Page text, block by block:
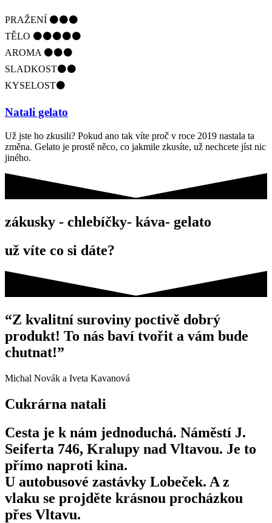
PRAŽENÍ ⚫️⚫️⚫️
TĚLO ⚫️⚫️⚫️⚫️⚫️
AROMA ⚫️⚫️⚫️
SLADKOST⚫️⚫️
KYSELOST⚫️
Natali gelato
Už jste ho zkusili? Pokud ano tak víte proč v roce 2019 nastala ta
změna. Gelato je prostě něco, co jakmile zkusíte, už nechcete jíst nic
jiného.
zákusky - chlebíčky- káva- gelato
už víte co si dáte?
“Z kvalitní suroviny poctivě dobrý
produkt! To nás baví tvořit a vám bude
chutnat!”
Michal Novák a Iveta Kavanová
Cukrárna natali
Cesta je k nám jednoduchá. Náměstí J.
Seiferta 746, Kralupy nad Vltavou. Je to
přímo naproti kina.
U autobusové zastávky Lobeček. A z
vlaku se projděte krásnou procházkou
přes Vltavu.